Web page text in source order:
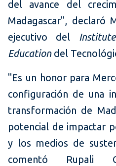
del avance del
Madagascar", declaró
ejecutivo del
Education del
"Es un honor para
configuración de una
transformación de
potencial de impactar
y los medios de
comentó Rupali